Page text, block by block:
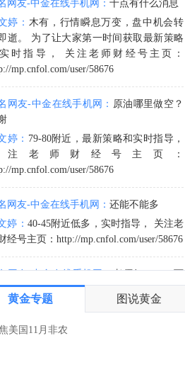
全球最大黄金ETF--SPDR Gold Trust持仓较上日增加2.818吨，当前持仓量为1017.537吨。
零售外汇经纪商客户仓位报告正实时更新，助你一览市场多空情绪！欢迎点击查看
网友-中金在线手机网： 十点有什么消息
婷： 木有，行情瞬息万变，盘中机会转
逝。 为了让大家第一时间获取最新策略
时指导， 关注老师财经号主页：
mp.cnfol.com/user/58676
网友-中金在线手机网： 原油哪里做空？
婷： 79-80附近，最新策略和实时指导，
注老师财经号主页：
mp.cnfol.com/user/58676
网友-中金在线手机网： 还能不能多
婷： 40-45附近低多，实时指导， 关注老
经号主页：http://mp.cnfol.com/user/58676
网友-中金在线手机网：老师好，4345可
吗？
家第一时间获取最新策略和实时指
黄金专题 图说黄金
美国11月非农